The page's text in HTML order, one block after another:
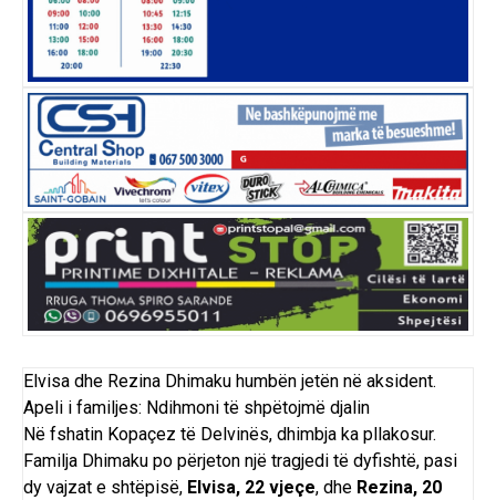
Elvisa dhe Rezina Dhimaku humbën jetën në aksident.
Apeli i familjes: Ndihmoni të shpëtojmë djalin
Në fshatin Kopaçez të Delvinës, dhimbja ka pllakosur.
Familja Dhimaku po përjeton një tragjedi të dyfishtë, pasi
dy vajzat e shtëpisë, Elvisa, 22 vjeçe, dhe Rezina, 20